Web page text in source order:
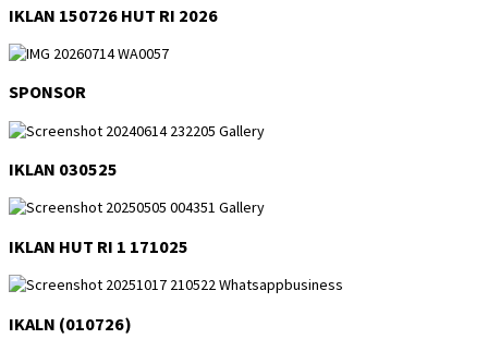
IKLAN 150726 HUT RI 2026
SPONSOR
IKLAN 030525
IKLAN HUT RI 1 171025
IKALN (010726)